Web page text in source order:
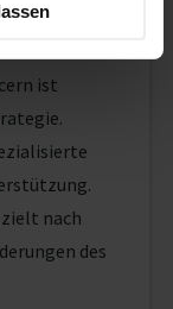
ist
nach
des